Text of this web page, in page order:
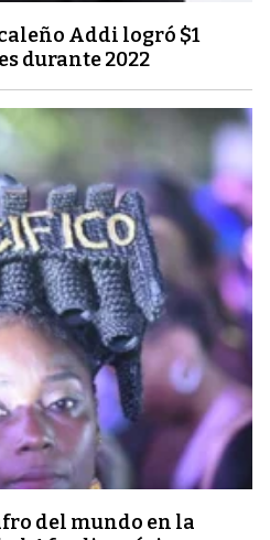
Addi logró $1
durante 2022
del mundo en la